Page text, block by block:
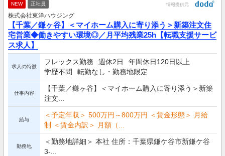
NEW 正社員 情報提供元
株式会社東洋ハウジング
【千葉／鎌ヶ谷】＜マイホーム購入に寄り添う＞新築注文住
宅営業◆働きやすい環境◎／月平均残業25h【転職支援サービ
ス求人】
求人の特徴
フレックス勤務 週休2日
年間休日120日以上
学歴不問
転勤なし・勤務地限定
仕事内容
【千葉／鎌ヶ谷】＜マイホーム購入に寄り添う＞新築
注文...
給与
＜予定年収＞ 500万円～800万円 ＜賃金形態＞ 月給
制 ＜賃金内訳＞ 月額（...
勤務地
＜勤務地詳細＞ 本社 住所：千葉県鎌ケ谷市新鎌ケ谷
3-...